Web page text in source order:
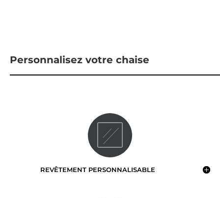
Personnalisez votre chaise
REVÊTEMENT PERSONNALISABLE